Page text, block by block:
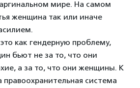
мире. На самом
женщина так или иначе
как гендерную проблему,
бьют не за то, что они
а за то, что они женщины. К
система